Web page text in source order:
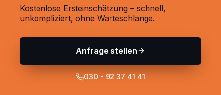
Kostenlose Ersteinschätzung – schnell,
unkompliziert, ohne Warteschlange.
Anfrage stellen
030 - 92 37 41 41